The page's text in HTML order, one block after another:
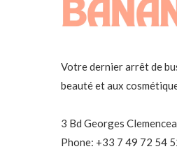
Votre dernier arrêt de
beauté et aux
3 Bd Georges
Phone: +33 7 49 72 54